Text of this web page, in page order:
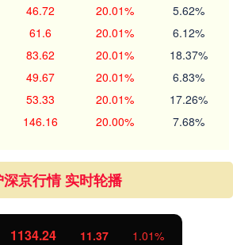
46.72 20.01% 5.62%
61.6 20.01% 6.12%
83.62 20.01% 18.37%
49.67 20.01% 6.83%
53.33 20.01% 17.26%
146.16 20.00% 7.68%
深京行情 实时轮播
1134.24 11.37 1.01%